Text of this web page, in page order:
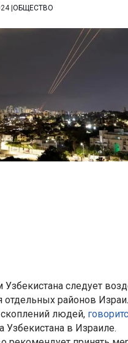
|ОБЩЕСТВО
Узбекистана следует
отдельных районов
людей,
Узбекистана в Израиле.